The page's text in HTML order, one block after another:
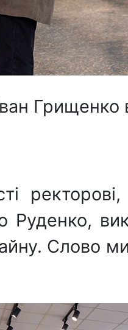
Грищенко
Руденко,
Слово